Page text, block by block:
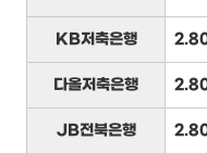
KB저축은행
다올저축은행
JB전북은행